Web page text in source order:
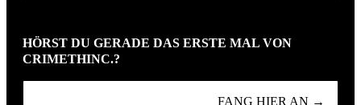
HÖRST DU GERADE DAS ERSTE MAL VON
CRIMETHINC.?
FANG HIER AN →